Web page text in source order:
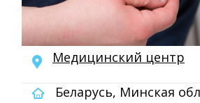
Медицинский центр
Беларусь, Минская